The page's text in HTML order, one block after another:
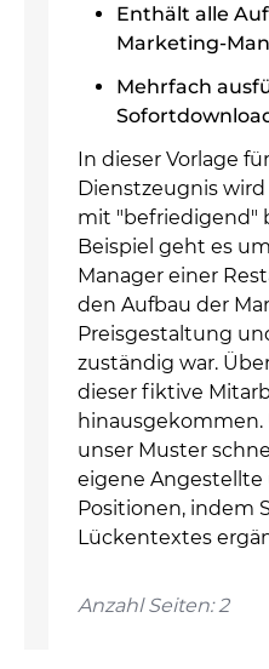
Enthält alle
Marketing-
Mehrfach
In dieser Vorlage
Dienstzeugnis
mit "befriedigend"
Beispiel geht es
Manager einer
den Aufbau der
Preisgestaltung
zuständig war.
dieser fiktive
hinausgekommen.
unser Muster
eigene Angestellte
Positionen, indem
Lückentextes
Anzahl Seiten: 2